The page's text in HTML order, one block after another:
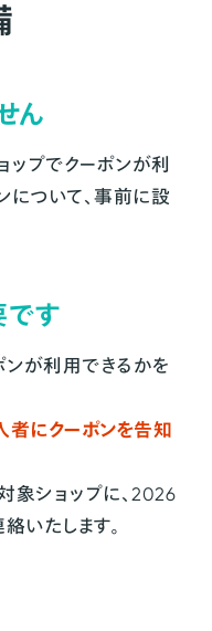
ん
ップでクーポンが利
について、事前に設
です
ンが利用できるかを
者にクーポンを告知
象ショップに、2026
いたします。